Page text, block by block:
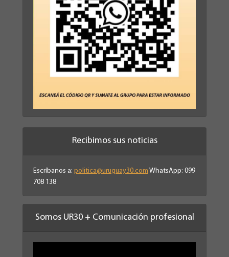
Recibimos sus noticias
Escríbanos a: politica@uruguay30.com WhatsApp: 099
708 138
Somos UR30 + Comunicación profesional